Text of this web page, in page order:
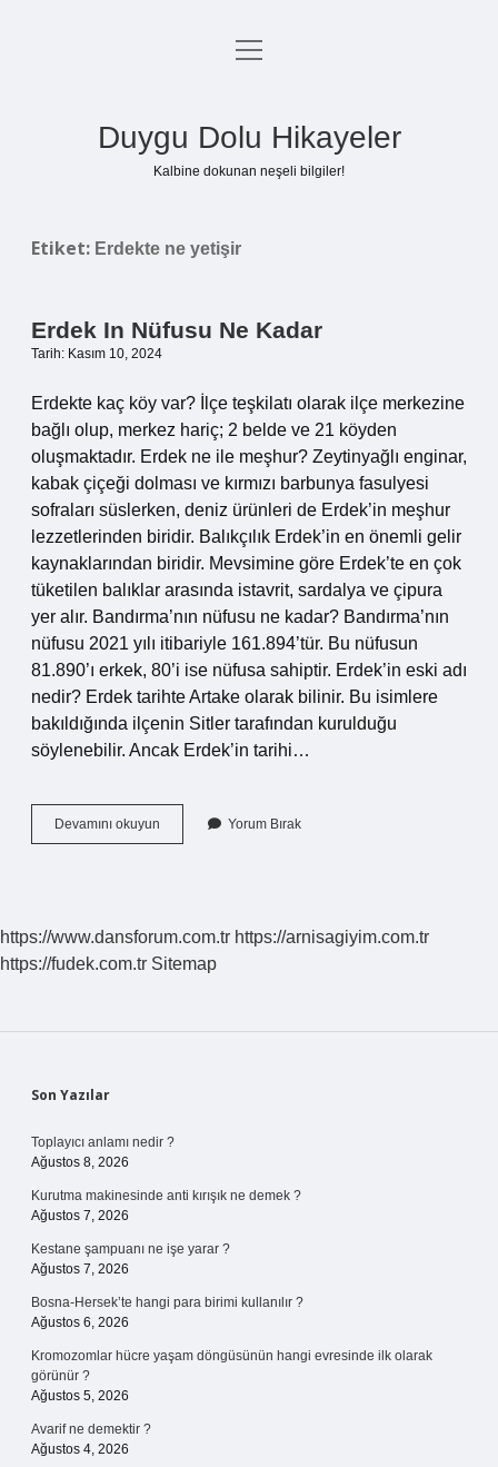
Anasayfa
menüyü
Duygu Dolu Hikayeler
Kalbine dokunan neşeli bilgiler!
Etiket: Erdekte ne yetişir
Erdek In Nüfusu Ne Kadar
Tarih: Kasım 10, 2024
Erdekte kaç köy var? İlçe teşkilatı olarak ilçe merkezine
bağlı olup, merkez hariç; 2 belde ve 21 köyden
oluşmaktadır. Erdek ne ile meşhur? Zeytinyağlı enginar,
kabak çiçeği dolması ve kırmızı barbunya fasulyesi
sofraları süslerken, deniz ürünleri de Erdek’in meşhur
lezzetlerinden biridir. Balıkçılık Erdek’in en önemli gelir
kaynaklarından biridir. Mevsimine göre Erdek’te en çok
tüketilen balıklar arasında istavrit, sardalya ve çipura
yer alır. Bandırma’nın nüfusu ne kadar? Bandırma’nın
nüfusu 2021 yılı itibariyle 161.894’tür. Bu nüfusun
81.890’ı erkek, 80’i ise nüfusa sahiptir. Erdek’in eski adı
nedir? Erdek tarihte Artake olarak bilinir. Bu isimlere
bakıldığında ilçenin Sitler tarafından kurulduğu
söylenebilir. Ancak Erdek’in tarihi…
Devamını okuyun
In
Yorum Bırak
https://www.dansforum.com.tr https://arnisagiyim.com.tr
https://fudek.com.tr Sitemap
Sidebar
Son Yazılar
Toplayıcı anlamı nedir ?
Ağustos 8, 2026
Kurutma makinesinde anti kırışık ne demek ?
Ağustos 7, 2026
Kestane şampuanı ne işe yarar ?
Ağustos 7, 2026
Bosna-Hersek’te hangi para birimi kullanılır ?
Ağustos 6, 2026
Kromozomlar hücre yaşam döngüsünün hangi evresinde ilk olarak
görünür ?
Ağustos 5, 2026
Avarif ne demektir ?
Ağustos 4, 2026